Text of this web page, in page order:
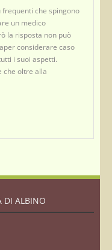
frequenti che spingono
un medico
la risposta non può
considerare caso
i suoi aspetti.
che oltre alla
DI ALBINO